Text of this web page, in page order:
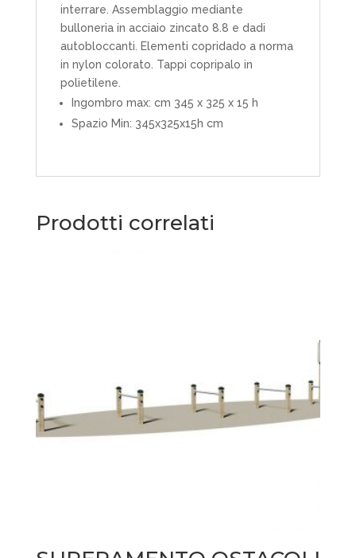
interrare. Assemblaggio mediante
bulloneria in acciaio zincato 8.8 e dadi
autobloccanti. Elementi copridado a norma
in nylon colorato. Tappi copripalo in
polietilene.
Ingombro max: cm 345 x 325 x 15 h
Spazio Min: 345x325x15h cm
Prodotti correlati